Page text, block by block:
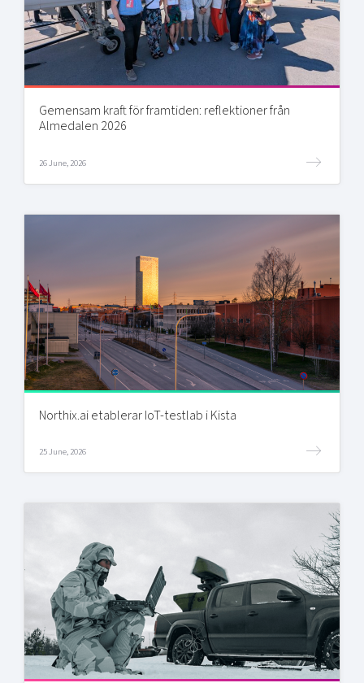
Gemensam kraft för framtiden: reflektioner från
Almedalen 2026
26 June, 2026
Northix.ai etablerar IoT-testlab i Kista
25 June, 2026